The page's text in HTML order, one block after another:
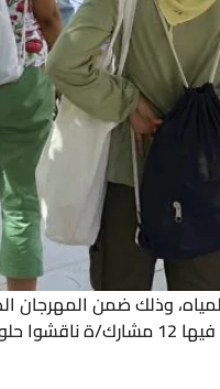
الورشة في حديقة جبلاية الأسماك